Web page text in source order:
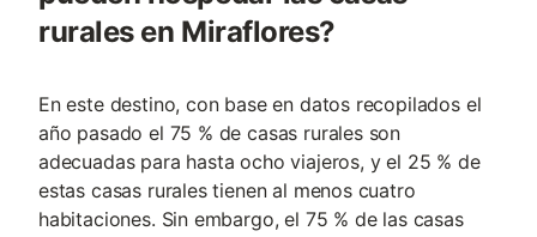
rurales en Miraflores?
En este destino, con base en datos recopilados el
año pasado el 75 % de casas rurales son
adecuadas para hasta ocho viajeros, y el 25 % de
estas casas rurales tienen al menos cuatro
habitaciones. Sin embargo, el 75 % de las casas